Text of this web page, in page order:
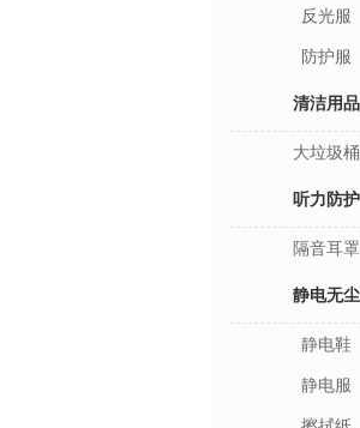
反光服
防护服
清洁用品
大垃圾桶
听力防护
隔音耳罩
静电无尘
静电鞋
静电服